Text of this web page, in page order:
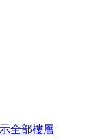
全部樓層